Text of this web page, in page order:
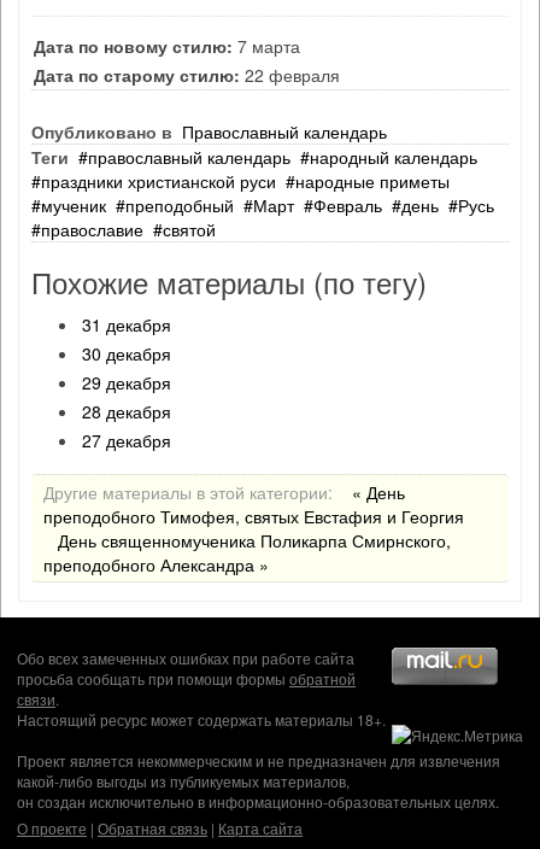
Дата по новому стилю: 7 марта
Дата по старому стилю: 22 февраля
Опубликовано в Православный календарь
Теги
православный календарь
народный календарь
праздники христианской руси
народные приметы
мученик
преподобный Март Февраль день
Русь
православие
святой
Похожие материалы (по тегу)
31 декабря
30 декабря
29 декабря
28 декабря
27 декабря
Другие материалы в этой категории:
« День
преподобного Тимофея, святых Евстафия и Георгия
День священномученика Поликарпа Смирнского,
преподобного Александра »
Обо всех замеченных ошибках при работе сайта
просьба сообщать при помощи формы обратной
связи.
Настоящий ресурс может содержать материалы 18+.
Проект является некоммерческим и не предназначен для извлечения
какой-либо выгоды из публикуемых материалов,
он создан исключительно в информационно-образовательных целях.
О проекте | Обратная связь | Карта сайта